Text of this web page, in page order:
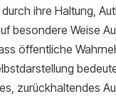
ihre Haltung,
besondere Weise
öffentliche
zurückhaltendes